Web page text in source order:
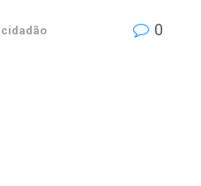
cidadão 0